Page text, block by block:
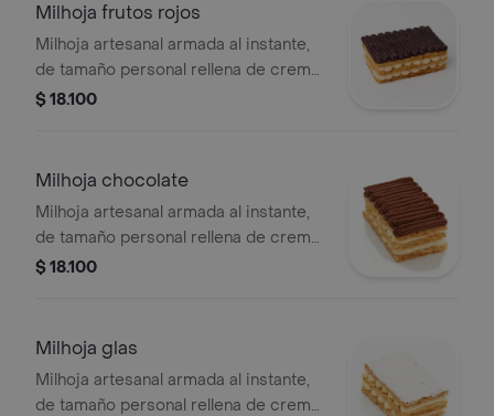
Milhoja frutos rojos
Milhoja artesanal armada al instante,
de tamaño personal rellena de crema
pastelera con cubierta de frutos rojos
$ 18.100
Milhoja chocolate
Milhoja artesanal armada al instante,
de tamaño personal rellena de crema
pastelera con cubierta de ganache de
$ 18.100
Milhoja glas
Milhoja artesanal armada al instante,
de tamaño personal rellena de crema